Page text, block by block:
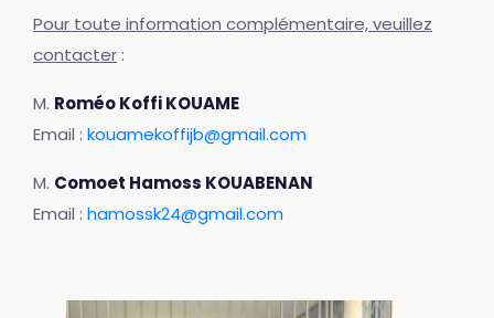
Pour toute information complémentaire, veuillez
contacter :
M. Roméo Koffi KOUAME
Email : kouamekoffijb@gmail.com
M. Comoet Hamoss KOUABENAN
Email : hamossk24@gmail.com